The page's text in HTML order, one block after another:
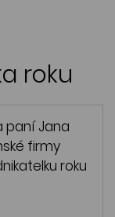
roku
paní Jana
firmy
roku